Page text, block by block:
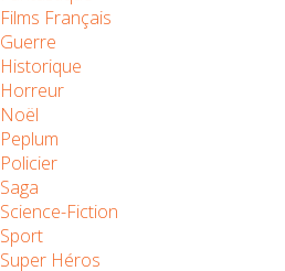
Films Français
Guerre
Historique
Horreur
Noël
Peplum
Policier
Saga
Science-Fiction
Sport
Super Héros